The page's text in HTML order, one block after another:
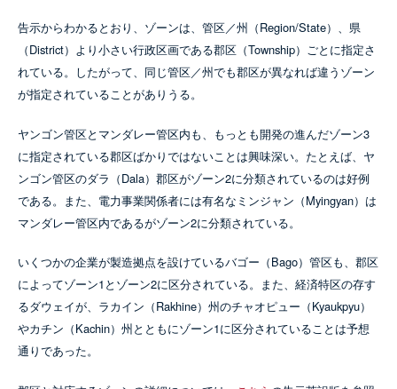
告示からわかるとおり、ゾーンは、管区／州（Region/State）、県
（District）より小さい行政区画である郡区（Township）ごとに指定さ
れている。したがって、同じ管区／州でも郡区が異なれば違うゾーン
が指定されていることがありうる。
ヤンゴン管区とマンダレー管区内も、もっとも開発の進んだゾーン3
に指定されている郡区ばかりではないことは興味深い。たとえば、ヤ
ンゴン管区のダラ（Dala）郡区がゾーン2に分類されているのは好例
である。また、電力事業関係者には有名なミンジャン（Myingyan）は
マンダレー管区内であるがゾーン2に分類されている。
いくつかの企業が製造拠点を設けているバゴー（Bago）管区も、郡区
によってゾーン1とゾーン2に区分されている。また、経済特区の存す
るダウェイが、ラカイン（Rakhine）州のチャオピュー（Kyaukpyu）
やカチン（Kachin）州とともにゾーン1に区分されていることは予想
通りであった。